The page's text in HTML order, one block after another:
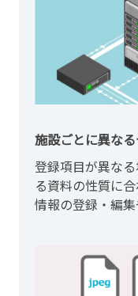
施設ごとに異な
登録項目が異な
る資料の性質に
情報の登録・編集